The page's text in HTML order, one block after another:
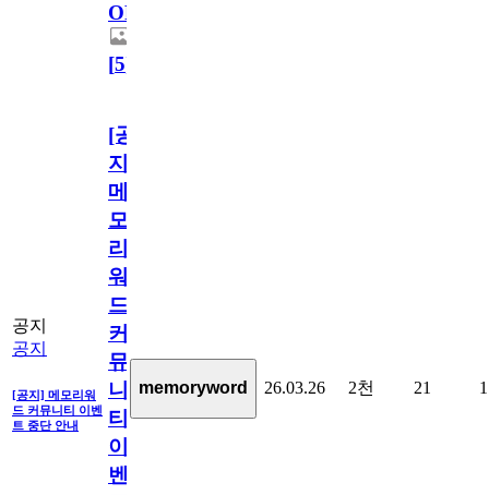
OPEN!
[5]
공지
공지
[공지] 메모리워
드 커뮤니티 이벤
트 중단 안내
[공
지]
메
모
리
워
드
커
뮤
니
티
이
벤
memoryword 26.03.26 2천 21 1